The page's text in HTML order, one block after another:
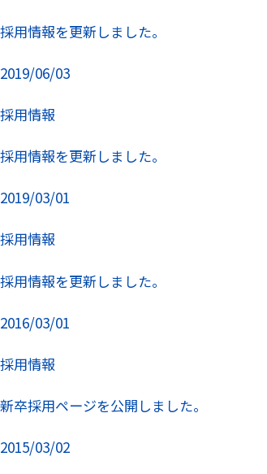
採用情報を更新しました。
2019/06/03
採用情報
採用情報を更新しました。
2019/03/01
採用情報
採用情報を更新しました。
2016/03/01
採用情報
新卒採用ページを公開しました。
2015/03/02